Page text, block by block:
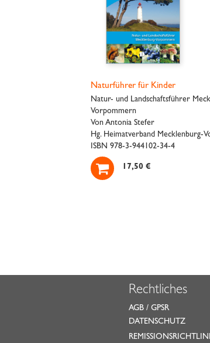
Naturführer für Kinder
Natur- und Landschaftsführer
Vorpommern
Von Antonia Stefer
Hg. Heimatverband Mecklenburg-
ISBN 978-3-944102-34-4
 17,50 €
Rechtliches
AGB / GPSR
DATENSCHUTZ